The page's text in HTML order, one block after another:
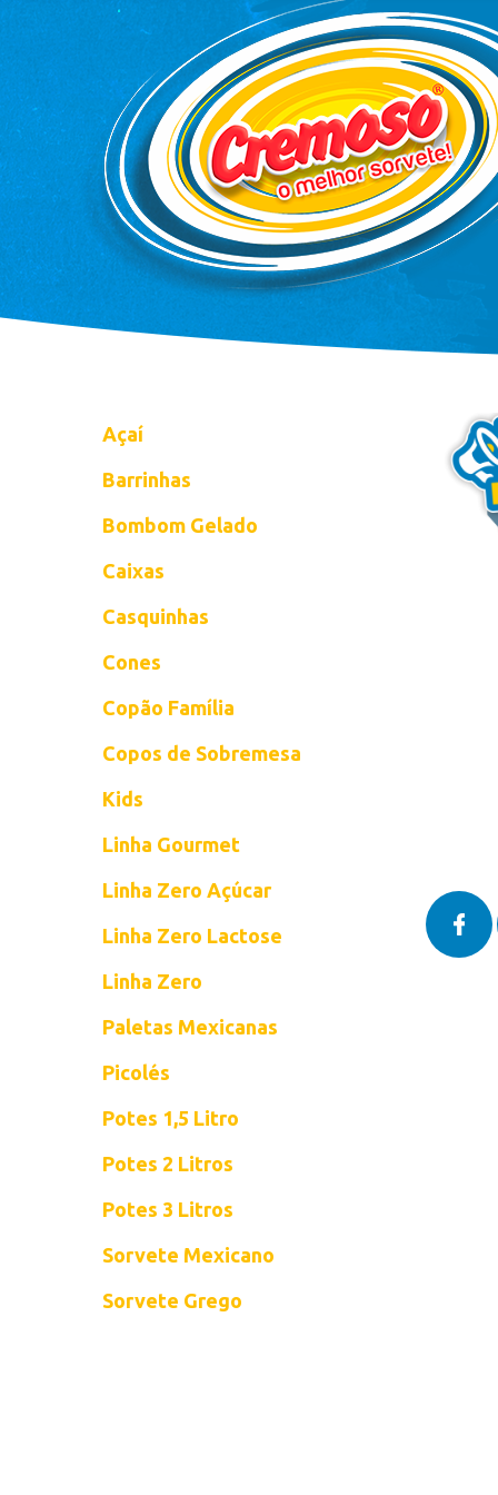
Açaí
Barrinhas
Bombom Gelado
Caixas
Casquinhas
Cones
Copão Família
Copos de Sobremesa
Kids
Linha Gourmet
Linha Zero Açúcar
Linha Zero Lactose
Linha Zero
Paletas Mexicanas
Picolés
Potes 1,5 Litro
Potes 2 Litros
Potes 3 Litros
Sorvete Mexicano
Sorvete Grego